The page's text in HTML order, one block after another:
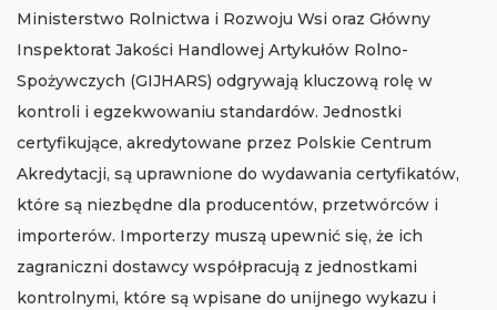
Ministerstwo Rolnictwa i Rozwoju Wsi oraz Główny
Inspektorat Jakości Handlowej Artykułów Rolno-
Spożywczych (GIJHARS) odgrywają kluczową rolę w
kontroli i egzekwowaniu standardów. Jednostki
certyfikujące, akredytowane przez Polskie Centrum
Akredytacji, są uprawnione do wydawania certyfikatów,
które są niezbędne dla producentów, przetwórców i
importerów. Importerzy muszą upewnić się, że ich
zagraniczni dostawcy współpracują z jednostkami
kontrolnymi, które są wpisane do unijnego wykazu i